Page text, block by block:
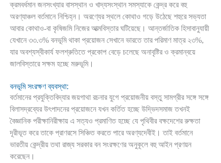
ক্রমবর্ধমান জনসংখ্যার বাসস্থান ও খাদ্যসংস্থান সমস্যাকে কেন্দ্র করে বহু
অরণ্যাঞ্চল বর্তমানে নিশ্চিহ্ন। অরণ্যের স্থলে কোথাও গড়ে উঠেছে শহুরে সভ্যতা
আবার কোথাও-বা কৃষিজমি নিজের আত্মবিস্তার ঘটিয়েছে। আন্তর্জাতিক হিসাবানুযায়ী
যেখানে ৩৩.৩% বনভূমি থাকা প্রয়োজন সেখানে ভারতে তার পরিমাণ মাত্র ২৩%,
যার অবশ্যস্বীকার্য ফলশ্রুতিতে প্রকোপ বেড়ে চলেছে অনাবৃষ্টির ও ক্রমান্বয়ে
জালবিস্তারে সক্ষম হচ্ছে মরুভূমি।
বনভূমি সংরক্ষণ ব্যবস্থা:
বর্তমানের প্রযুক্তিবিদ্যার জয়গাথা রচনার যুগে প্রয়োজনীয় বস্তু সামগ্রীর সঙ্গে সঙ্গে
বিলাসদ্রব্যের উৎপাদনের প্রয়োজনে যখন কর্তিত হচ্ছে উদ্ভিদসমাজ তখনই
বৈজ্ঞানিক পরীক্ষানিরীক্ষায় এ সত্যও প্রমাণিত হচ্ছে যে পৃথিবীর বক্ষদেশের রুক্ষতা
দূরীভূত করে তাকে প্রাণরসে সিঞ্চিত করতে পারে অরণ্যদেবীই। তাই বর্তমানে
ভারতীয় কেন্দ্রীয় তথা রাজ্য সরকার বন সংরক্ষণের অনুকূলে বহু আইন প্রণয়ন
করেছেন।